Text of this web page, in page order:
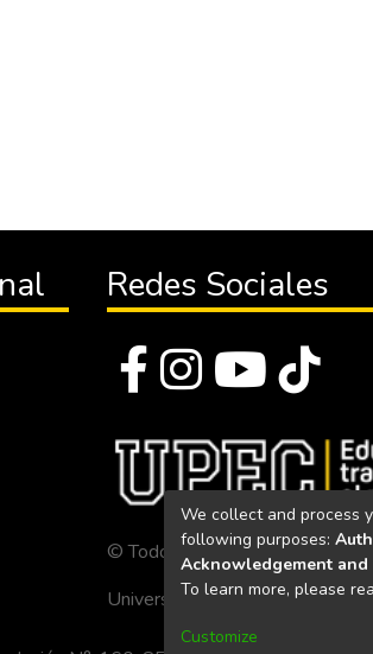
Redes Sociales
© Todos los derechos
Universidad Politécnica Estatal
We collect and process
following purposes:
Acknowledgement and
To learn more, please
Customize